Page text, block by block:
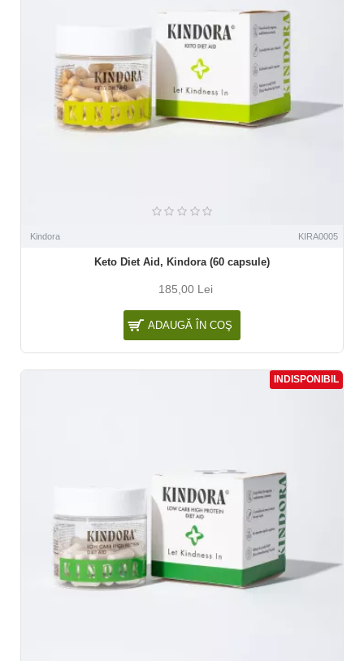
Kindora KIRA0005
Keto Diet Aid, Kindora (60 capsule)
185,00 Lei
ADAUGĂ ÎN COŞ
INDISPONIBIL